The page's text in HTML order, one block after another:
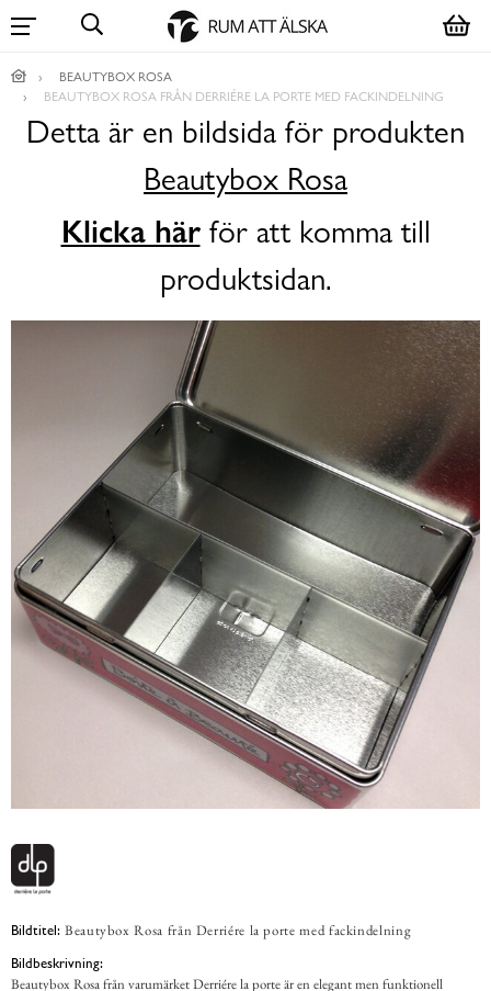
BEAUTYBOX ROSA
BEAUTYBOX ROSA FRÅN DERRIÉRE LA PORTE MED FACKINDELNING
Detta är en bildsida för produkten
Beautybox Rosa
Klicka härför att komma till
produktsidan.
Bildtitel: Beautybox Rosa från Derriére la porte med fackindelning
Bildbeskrivning:
Beautybox Rosa från varumärket Derriére la porte är en elegant men funktionell